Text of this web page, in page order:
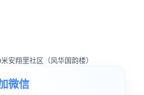
安翔里社区（风华国韵楼）
微信